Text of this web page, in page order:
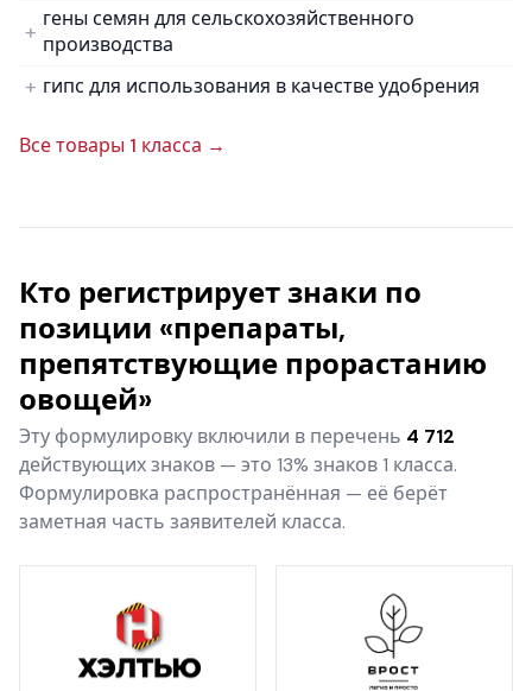
гены семян для сельскохозяйственного
производства
гипс для использования в качестве удобрения
Все товары 1 класса →
Кто регистрирует знаки по
позиции «препараты,
препятствующие прорастанию
овощей»
Эту формулировку включили в перечень 4 712
действующих знаков — это 13% знаков 1 класса.
Формулировка распространённая — её берёт
заметная часть заявителей класса.